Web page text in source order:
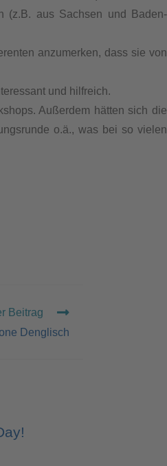
(z.B. aus Sachsen und Baden-
anzumerken, dass sie von
und hilfreich.
Außerdem hätten sich die
o.ä., was bei so vielen
Beitrag
Denglisch